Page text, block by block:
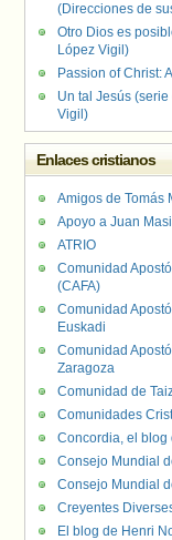
(Direcciones de
Otro Dios es
López Vigil)
Passion of Christ:
Un tal Jesús
Vigil)
Enlaces cristianos
Amigos de Tomás
Apoyo a Juan
ATRIO
Comunidad
(CAFA)
Comunidad
Euskadi
Comunidad
Zaragoza
Comunidad de
Comunidades
Concordia, el blog
Consejo Mundial
Consejo Mundial
Creyentes
El blog de Henri